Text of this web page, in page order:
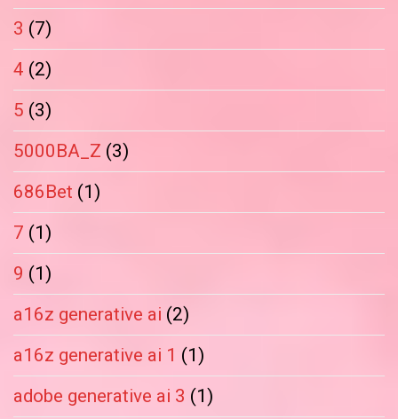
3 (7)
4 (2)
5 (3)
5000BA_Z (3)
686Bet (1)
7 (1)
9 (1)
a16z generative ai (2)
a16z generative ai 1 (1)
adobe generative ai 3 (1)